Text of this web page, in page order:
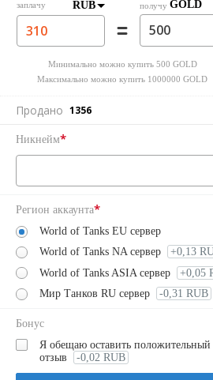
заплачу RUB получу GOLD
Минимально можно купить 500 GOLD
Максимально можно купить 1000000 GOLD
Продано 1356
Никнейм*
Регион аккаунта*
World of Tanks EU сервер
World of Tanks NA сервер
+0,13
World of Tanks ASIA сервер
+0,05
Мир Танков RU сервер
-0,31 RUB
Бонус
Я обещаю оставить положительный
отзыв
-0,02 RUB